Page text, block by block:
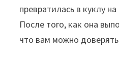
превратилась в куклу
После того, как она
что вам можно